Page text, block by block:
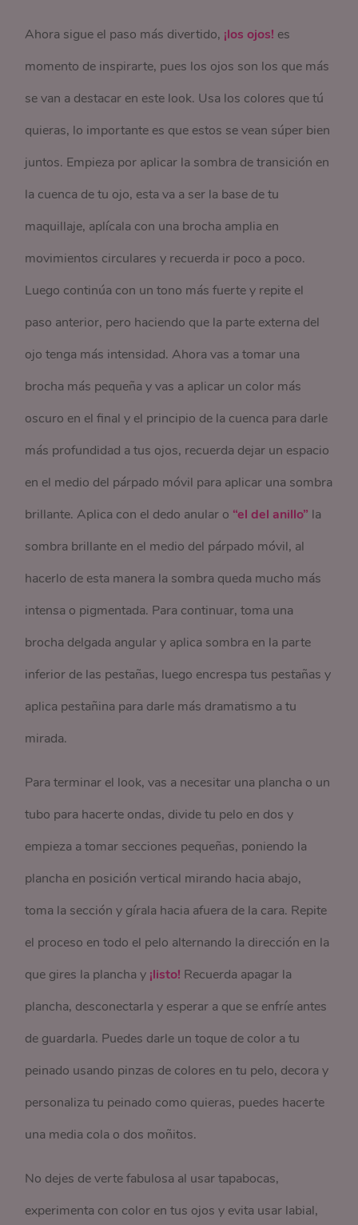
Ahora sigue el paso más divertido, ¡los ojos! es
momento de inspirarte, pues los ojos son los que más
se van a destacar en este look. Usa los colores que tú
quieras, lo importante es que estos se vean súper bien
juntos. Empieza por aplicar la sombra de transición en
la cuenca de tu ojo, esta va a ser la base de tu
maquillaje, aplícala con una brocha amplia en
movimientos circulares y recuerda ir poco a poco.
Luego continúa con un tono más fuerte y repite el
paso anterior, pero haciendo que la parte externa del
ojo tenga más intensidad. Ahora vas a tomar una
brocha más pequeña y vas a aplicar un color más
oscuro en el final y el principio de la cuenca para darle
más profundidad a tus ojos, recuerda dejar un espacio
en el medio del párpado móvil para aplicar una sombra
brillante. Aplica con el dedo anular o “el del anillo” la
sombra brillante en el medio del párpado móvil, al
hacerlo de esta manera la sombra queda mucho más
intensa o pigmentada. Para continuar, toma una
brocha delgada angular y aplica sombra en la parte
inferior de las pestañas, luego encrespa tus pestañas y
aplica pestañina para darle más dramatismo a tu
mirada.
Para terminar el look, vas a necesitar una plancha o un
tubo para hacerte ondas, divide tu pelo en dos y
empieza a tomar secciones pequeñas, poniendo la
plancha en posición vertical mirando hacia abajo,
toma la sección y gírala hacia afuera de la cara. Repite
el proceso en todo el pelo alternando la dirección en la
que gires la plancha y ¡listo! Recuerda apagar la
plancha, desconectarla y esperar a que se enfríe antes
de guardarla. Puedes darle un toque de color a tu
peinado usando pinzas de colores en tu pelo, decora y
personaliza tu peinado como quieras, puedes hacerte
una media cola o dos moñitos.
No dejes de verte fabulosa al usar tapabocas,
experimenta con color en tus ojos y evita usar labial,